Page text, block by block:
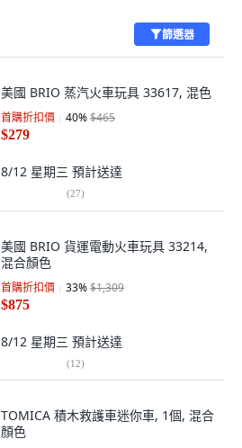
篩選器
美國 BRIO 蒸汽火車玩具 33617, 混色
首購折扣價 40%$465
$279
8/12 星期三 預計送達
(27)
美國 BRIO 貨運電動火車玩具 33214,
混合顏色
首購折扣價 33%$1,309
$875
8/12 星期三 預計送達
(12)
TOMICA 積木救護車迷你車, 1個, 混合
顏色